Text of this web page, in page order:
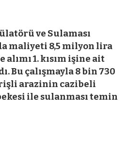
ve Sulaması
maliyeti 8,5 milyon lira
1. kısım işine ait
Bu çalışmayla 8 bin 730
arazinin cazibeli
ile sulanması temin